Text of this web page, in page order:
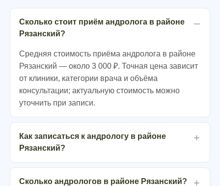
Сколько стоит приём андролога в районе
Рязанский?
Средняя стоимость приёма андролога в районе
Рязанский — около 3 000 ₽. Точная цена зависит
от клиники, категории врача и объёма
консультации; актуальную стоимость можно
уточнить при записи.
Как записаться к андрологу в районе
Рязанский?
Сколько андрологов в районе Рязанский?